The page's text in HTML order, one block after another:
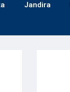
Jandira